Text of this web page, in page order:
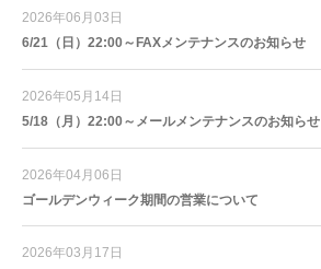
2026年06月03日
6/21（日）22:00～FAXメンテナンスのお知らせ
2026年05月14日
5/18（月）22:00～メールメンテナンスのお知らせ
2026年04月06日
ゴールデンウィーク期間の営業について
2026年03月17日